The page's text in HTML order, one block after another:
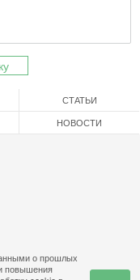
СТАТЬИ
НОВОСТИ
о прошлых
повышения